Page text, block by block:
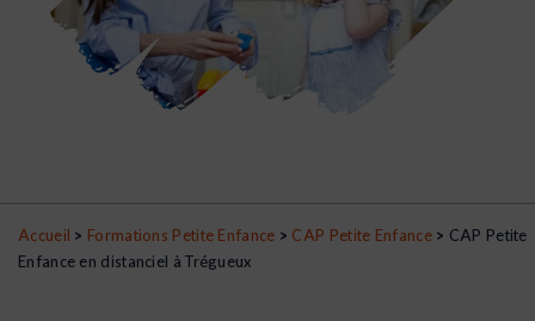
Accueil > Formations Petite Enfance > CAP Petite Enfance> CAP Petite
Enfance en distanciel à Trégueux